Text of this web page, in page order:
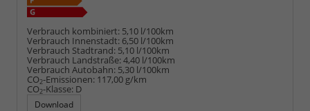
Verbrauch kombiniert: 5,10 l/100km
Verbrauch Innenstadt: 6,50 l/100km
Verbrauch Stadtrand: 5,10 l/100km
Verbrauch Landstraße:4,40 l/100km
Verbrauch Autobahn: 5,30 l/100km
CO2-Emissionen: 117,00 g/km
CO2-Klasse: D
Download